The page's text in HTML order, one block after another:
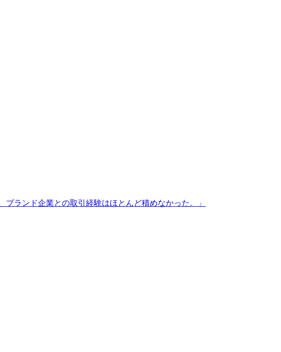
ランド企業との取引経験はほとんど積めなかった。 」